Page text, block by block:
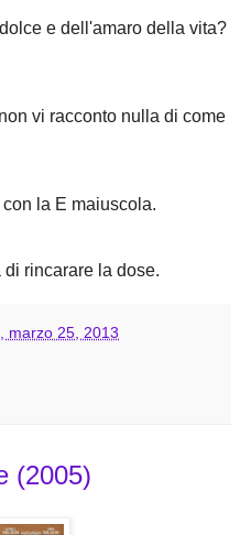
e dell'amaro della vita?
vi racconto nulla di come
la E maiuscola.
rincarare la dose.
marzo 25, 2013
(2005)